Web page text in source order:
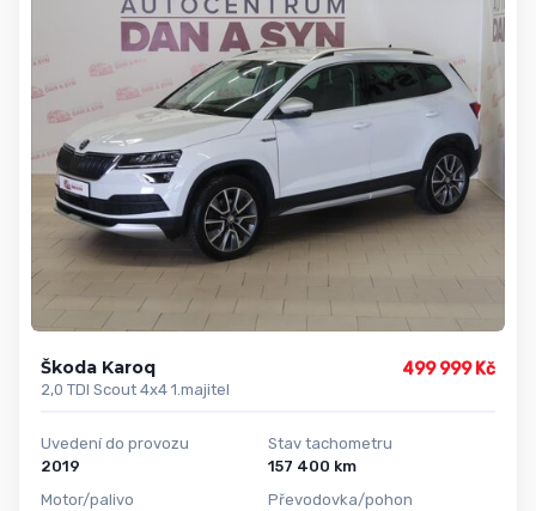
Škoda Karoq
2,0 TDI Scout 4x4 1.majitel
499 999 Kč
Uvedení do provozu
2019
Motor/palivo
Stav tachometru
157 400 km
Převodovka/pohon